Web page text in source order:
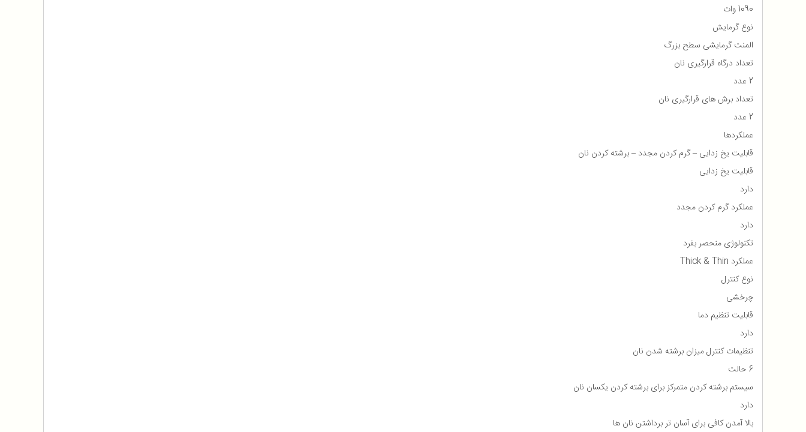
1090 وات
نوع گرمایش
المنت گرمایشی سطح بزرگ
تعداد درگاه قرارگیری نان
2 عدد
تعداد برش های قرارگیری نان
2 عدد
عملکردها
قابلیت یخ زدایی – گرم کردن مجدد – برشته کردن نان
قابلیت یخ زدایی
دارد
عملکرد گرم کردن مجدد
دارد
تکنولوژی منحصر بفرد
عملکرد Thick & Thin
نوع کنترل
چرخشی
قابلیت تنظیم دما
دارد
تنظیمات کنترل میزان برشته شدن نان
6 حالت
سیستم برشته کردن متمرکز برای برشته کردن یکسان نان
دارد
بالا آمدن کافی برای آسان تر برداشتن نان ها